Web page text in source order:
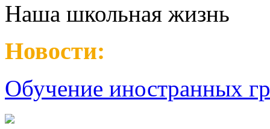
Наша школьная жизнь
Новости:
Обучение иностранных